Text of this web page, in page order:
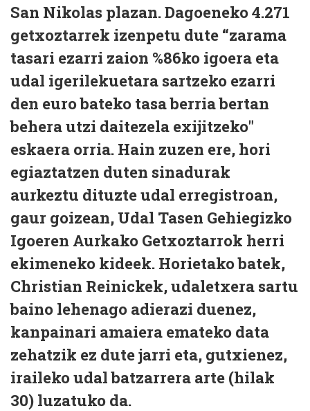
San Nikolas plazan. Dagoeneko 4.271
getxoztarrek izenpetu dute “zarama
tasari ezarri zaion %86ko igoera eta
udal igerilekuetara sartzeko ezarri
den euro bateko tasa berria bertan
behera utzi daitezela exijitzeko"
eskaera orria. Hain zuzen ere, hori
egiaztatzen duten sinadurak
aurkeztu dituzte udal erregistroan,
gaur goizean, Udal Tasen Gehiegizko
Igoeren Aurkako Getxoztarrok herri
ekimeneko kideek. Horietako batek,
Christian Reinickek, udaletxera sartu
baino lehenago adierazi duenez,
kanpainari amaiera emateko data
zehatzik ez dute jarri eta, gutxienez,
iraileko udal batzarrera arte (hilak
30) luzatuko da.